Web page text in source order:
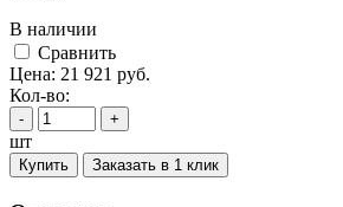
В наличии
Cравнить
Цена: 21 921 руб.
Кол-во:
- +
шт
Купить Заказать в 1 клик